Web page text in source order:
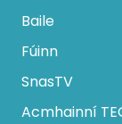
Baile
Fúinn
SnasTV
Acmhainní